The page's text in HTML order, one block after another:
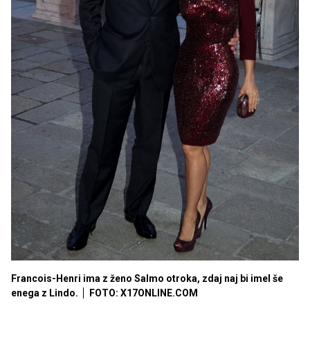
Francois-Henri ima z ženo Salmo otroka, zdaj naj bi imel še
enega z Lindo.
FOTO: X17ONLINE.COM